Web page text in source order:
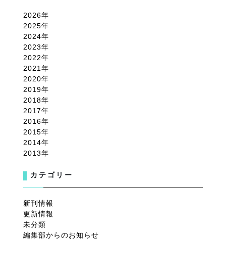
2026
2025
2024
2023
2022
2021
2020
2019
2018
2017
2016
2015
2014
2013
カテゴリー
新刊情報
更新情報
未分類
編集部からのお知らせ